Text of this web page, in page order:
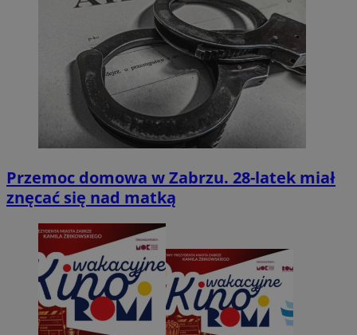
Przemoc domowa w Zabrzu. 28-latek miał
znęcać się nad matką